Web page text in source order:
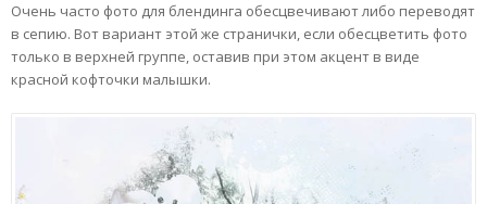
Очень часто фото для блендинга обесцвечивают либо переводят
в сепию. Вот вариант этой же странички, если обесцветить фото
только в верхней группе, оставив при этом акцент в виде
красной кофточки малышки.